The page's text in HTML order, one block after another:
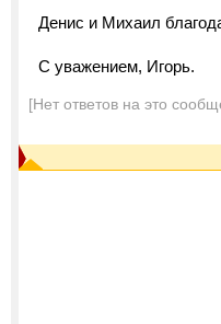
Денис и Михаил
С уважением, Игорь.
[Нет ответов на это